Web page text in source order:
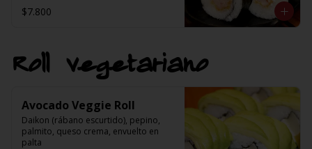
$7.800
Roll vegetariano
Avocado Veggie Roll
Daikon (rábano escurtido), pepino,
palmito, queso crema, envuelto en
palta